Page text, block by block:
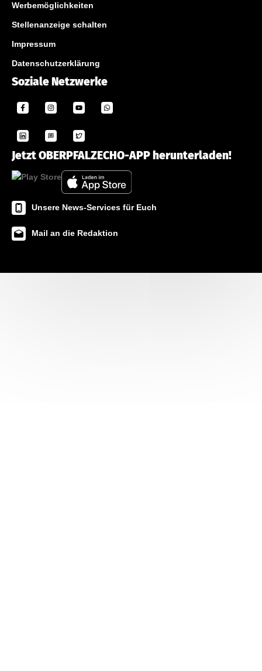
Werbemöglichkeiten
Stellenanzeige schalten
Impressum
Datenschutzerklärung
Soziale Netzwerke
Jetzt OBERPFALZECHO-APP herunterladen!
Unsere News-Services für Euch
Mail an die Redaktion